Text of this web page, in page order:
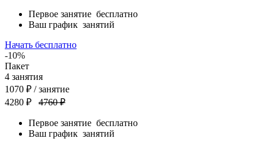
Первое занятие бесплатно
Ваш график занятий
Начать бесплатно
-10%
Пакет
4 занятия
1070 ₽ / занятие
4280 ₽
4760 ₽
Первое занятие бесплатно
Ваш график занятий